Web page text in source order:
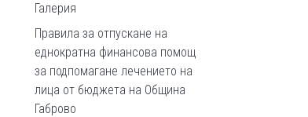
Галерия
Правила за отпускане на
еднократна финансова помощ
за подпомагане лечението на
лица от бюджета на Община
Габрово